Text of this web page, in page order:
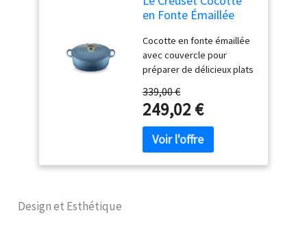
en Fonte Émaillée
Couvercle, Ø 27 cm,
Ovale, 4.1 L, 4.425 kg,
Chambray,
21178274344441
Cocotte en fonte émaillée
avec couvercle pour
préparer de délicieux plats
ragoûts et bien plus
encore, Pour 4-5
personnes, Forme ovale,
Fabriqué en France Idéale
pour servir les plats et les
maintenir au chaud grâce à
339,00 €
249,02 €
Design et Esthétique